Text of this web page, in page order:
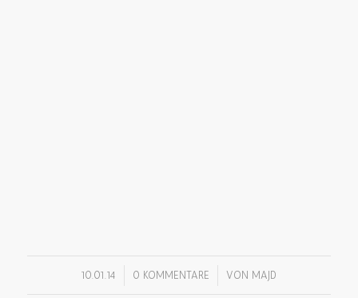
10.01.14 0 KOMMENTARE
/ VON MAJD